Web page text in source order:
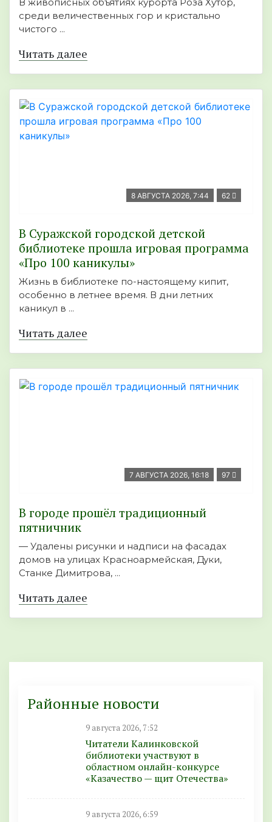
среди величественных гор и кристально
чистого ...
Читать далее
8 АВГУСТА 2026, 7:44 62
В Суражской городской детской
библиотеке прошла игровая программа
«Про 100 каникулы»
Жизнь в библиотеке по-настоящему кипит,
особенно в летнее время. В дни летних
каникул в ...
Читать далее
7 АВГУСТА 2026, 16:18 97
В городе прошёл традиционный
пятничник
— Удалены рисунки и надписи на фасадах
домов на улицах Красноармейская, Дуки,
Станке Димитрова, ...
Читать далее
Районные новости
9 августа 2026, 7:52
Читатели Калинковской
библиотеки участвуют в
областном онлайн-конкурсе
«Казачество — щит Отечества»
9 августа 2026, 6:59